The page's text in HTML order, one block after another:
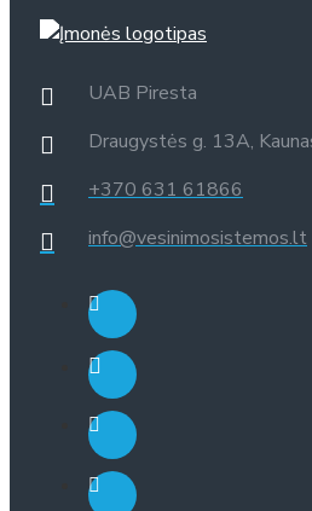
UAB Piresta
Draugystės g. 13A,
+370 631 61866
info@vesinimosistemos.lt